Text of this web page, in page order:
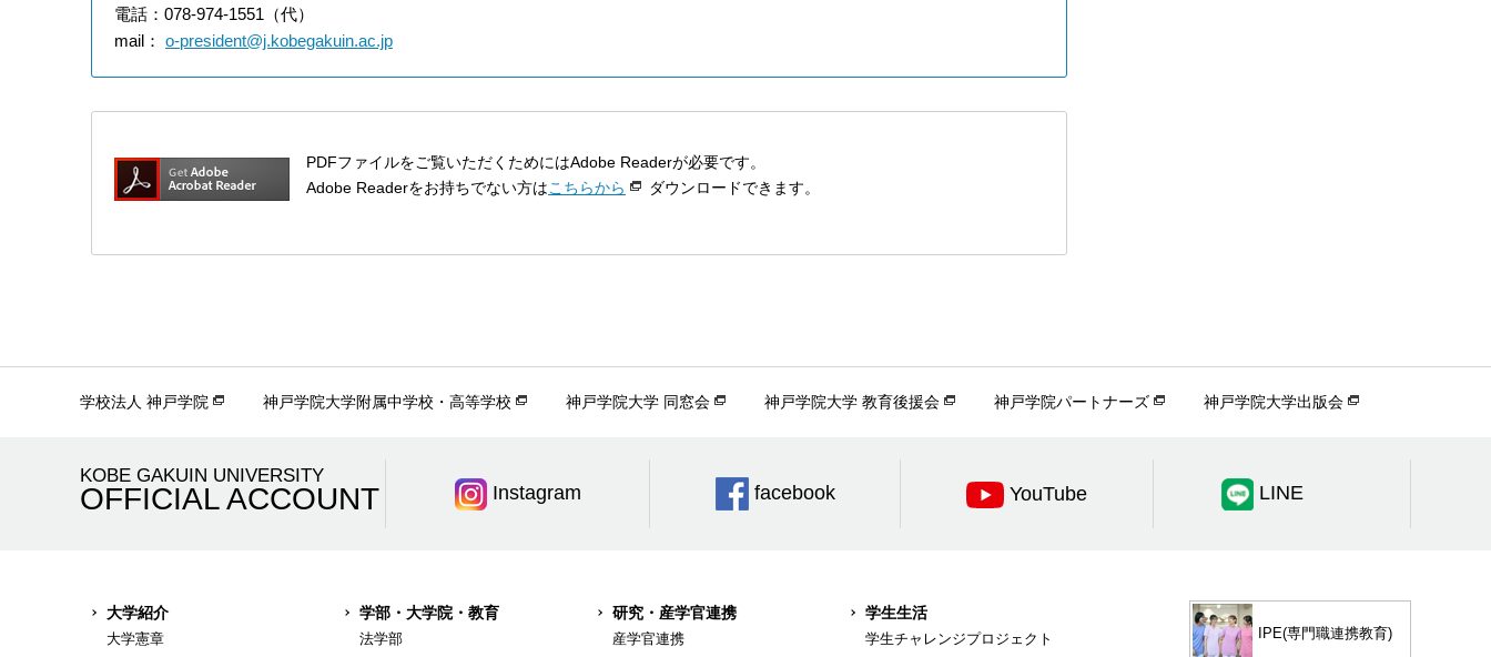
電話：078‐974‐1551（代）
mail： o-president@j.kobegakuin.ac.jp
PDFファイルをご覧いただくためにはAdobe Readerが必要です。
Adobe Readerをお持ちでない方はこちらから ダウンロードできます。
学校法人 神戸学院 神戸学院大学附属中学校・高等学校 神戸学院大学 同窓会 神戸学院大学 教育後援会 神戸学院パートナーズ 神戸学院大学出版会
KOBE GAKUIN UNIVERSITY
OFFICIAL ACCOUNT Instagram facebook YouTube LINE
大学紹介
大学憲章
学部・大学院・教育
法学部
研究・産学官連携
産学官連携
学生生活
学生チャレンジプロジェクト
IPE(専門職連携教育)